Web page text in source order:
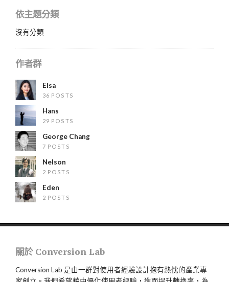
依主題分類
沒有分類
作者群
Elsa
36 POSTS
Hans
29 POSTS
George Chang
7 POSTS
Nelson
2 POSTS
Eden
2 POSTS
關於 Conversion Lab
Conversion Lab 是由一群對使用者經驗設計抱有熱忱的產業專